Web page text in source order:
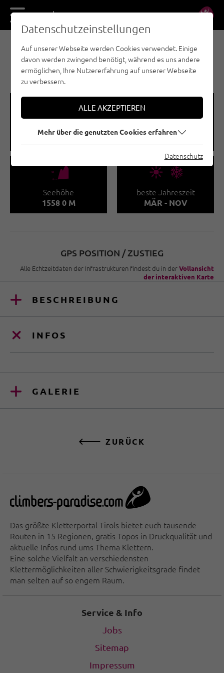
DE EN
KLETTERSTEIGE - TANNHEIMER TAL
EDELRID-KLETTERSTEIG
🞽
Schwierigkeitsgrad
🔹
Klettersteiglänge
🞱
Seehöhe
1558 0 M
🞀🖈
beste Jahreszeit
MÄR - NOV
GPS POSITION / ZUSTIEG
Alle Echtzeitdaten der Infrastrukturen findest du in derVollansicht
der interaktiven Karte
BESCHREIBUNG
INFOS
GALERIE
ZURÜCK
Das größte Kletterportal Tirols bietet euch tausende
Routen in 15 Regionen, gratis Topos in Druckqualität und
aktuelle Infos rund ums Thema Klettern.
Eine solche Vielfalt an verschiedensten
Klettermöglichkeiten aller Schwierigkeitsgrade findet
man selten auf so engem Raum.
Service & Info
Jobs
Sitemap
Impressum
Datenschutzeinstellungen
Auf unserer Webseite werden Cookies verwendet. Einige
davon werden zwingend benötigt, während es uns andere
ermöglichen, Ihre Nutzererfahrung auf unserer Webseite
zu verbessern.
ALLE AKZEPTIEREN
Mehr über die genutzten Cookies erfahren
Datenschutz